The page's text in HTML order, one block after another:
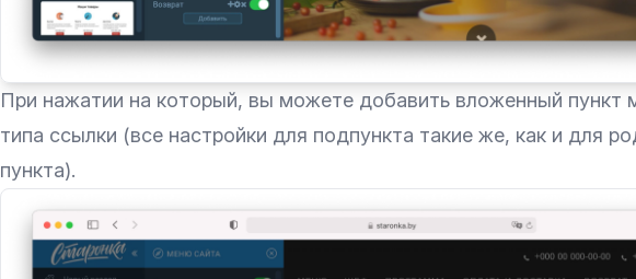
При нажатии на который, вы можете добавить вложенный пункт
типа ссылки (все настройки для подпункта такие же, как и для
пункта).